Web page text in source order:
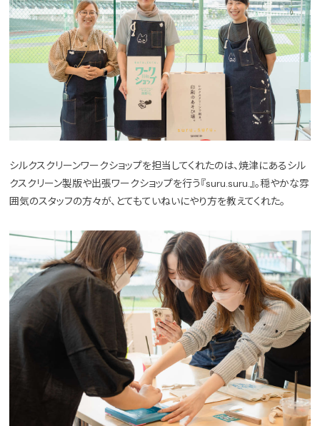
シルクスクリーンワークショップを担当してくれたのは、焼津にあるシル
クスクリーン製版や出張ワークショップを行う『suru.suru.』。穏やかな雰
囲気のスタッフの方々が、とてもていねいにやり方を教えてくれた。